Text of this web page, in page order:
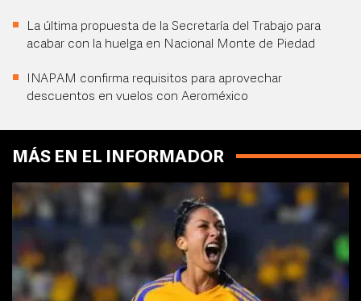
La última propuesta de la Secretaría del Trabajo para
acabar con la huelga en Nacional Monte de Piedad
INAPAM confirma requisitos para aprovechar
descuentos en vuelos con Aeroméxico
MÁS EN EL INFORMADOR